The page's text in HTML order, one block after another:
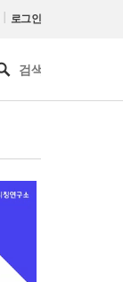
| 로그인